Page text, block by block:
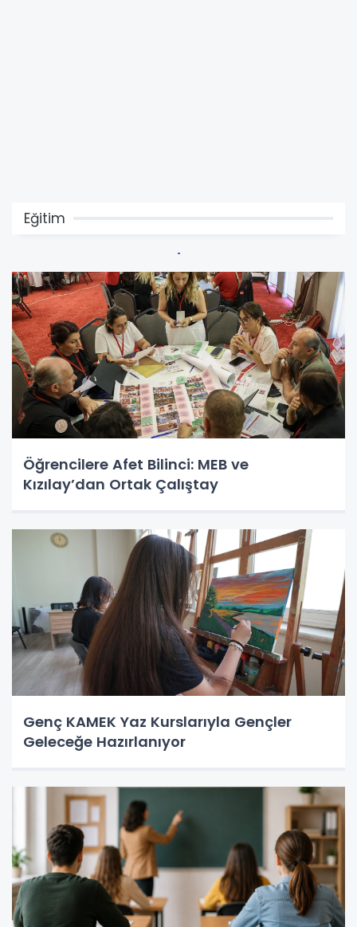
Eğitim
Öğrencilere Afet Bilinci: MEB ve
Kızılay’dan Ortak Çalıştay
Genç KAMEK Yaz Kurslarıyla Gençler
Geleceğe Hazırlanıyor